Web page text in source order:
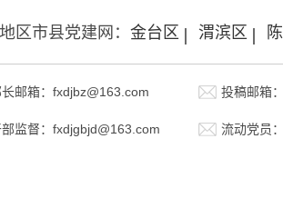
区市县党建网： 金台区 渭滨区
邮箱：fxdjbz@163.com 投稿邮箱
监督：fxdjgbjd@163.com 流动党员